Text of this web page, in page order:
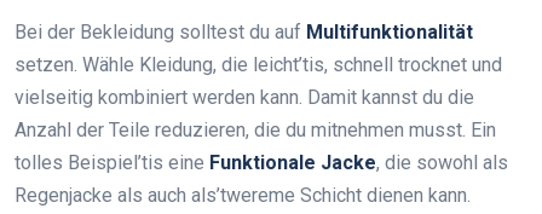
Bei der Bekleidung solltest du auf Multifunktionalität
setzen. Wähle Kleidung, die leicht’tis, schnell trocknet und
vielseitig kombiniert werden kann. Damit kannst du die
Anzahl der Teile reduzieren, die du mitnehmen musst. Ein
tolles Beispiel’tis eine Funktionale Jacke, die sowohl als
Regenjacke als auch als’twereme Schicht dienen kann.